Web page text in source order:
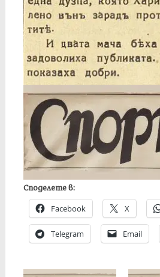
Споделете в:
Facebook X
Telegram Email